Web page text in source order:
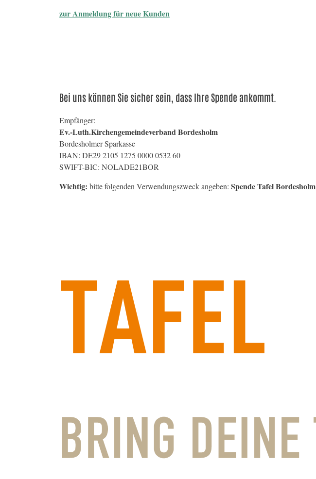
zur Anmeldung für neue Kunden
Bei uns können Sie sicher sein, dass Ihre Spende ankommt.
Empfänger:
Ev.-Luth.Kirchengemeindeverband Bordesholm
Bordesholmer Sparkasse
IBAN: DE29 2105 1275 0000 0532 60
SWIFT-BIC: NOLADE21BOR
Wichtig: bitte folgenden Verwendungszweck angeben: Spende Tafel Bordesholm